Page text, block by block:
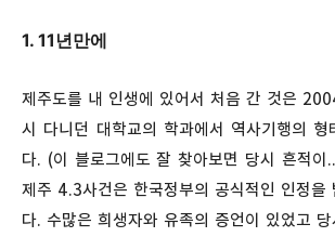
1. 11년만에
제주도를 내 인생에 있어서 처음 간 것은
시 다니던 대학교의 학과에서 역사기행의 형
다. (이 블로그에도 잘 찾아보면 당시 흔적이
제주 4.3사건은 한국정부의 공식적인 인정을
다. 수많은 희생자와 유족의 증언이 있었고